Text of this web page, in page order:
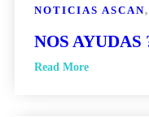
NOTICIAS ASCAN,
NOS AYUDAS
Read More